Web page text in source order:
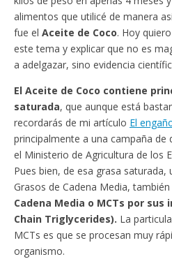
alimentos que utilicé de manera
fue el Aceite de Coco. Hoy
este tema y explicar que no es
a adelgazar, sino evidencia
El Aceite de Coco contiene
saturada, que aunque está
recordarás de mi artículo El
principalmente a una campaña
el Ministerio de Agricultura de los
Pues bien, de esa grasa
Grasos de Cadena Media,
Cadena Media o MCTs por
Chain Triglycerides). La
MCTs es que se procesan muy
organismo.